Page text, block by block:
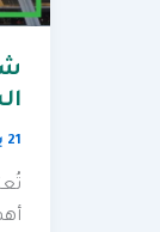
21 يوليو، 2026